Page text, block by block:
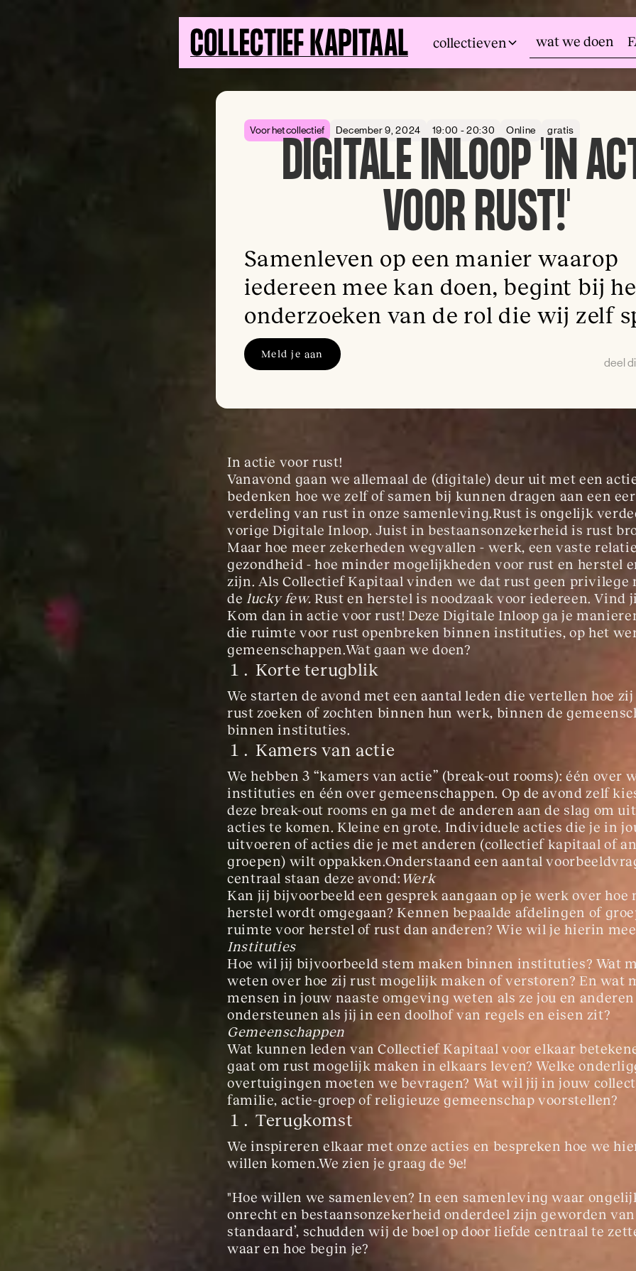
collectieven wat we doen
Voor het collectief December 9, 2024 19:00 - 20:30 Online gratis
DIGITALE INLOOP 'IN
VOOR RUST!'
Samenleven op een manier waarop
iedereen mee kan doen, begint bij
onderzoeken van de rol die wij zelf
Meld je aan
deel
In actie voor rust!
Vanavond gaan we allemaal de (digitale) deur uit met een
bedenken hoe we zelf of samen bij kunnen dragen aan een
verdeling van rust in onze samenleving.Rust is ongelijk
vorige Digitale Inloop. Juist in bestaansonzekerheid is rust
Maar hoe meer zekerheden wegvallen - werk, een vaste
gezondheid - hoe minder mogelijkheden voor rust en herstel
zijn. Als Collectief Kapitaal vinden we dat rust geen
de lucky few. Rust en herstel is noodzaak voor iedereen. Vind
Kom dan in actie voor rust! Deze Digitale Inloop ga je
die ruimte voor rust openbreken binnen instituties, op het
gemeenschappen.Wat gaan we doen?
Korte terugblik
We starten de avond met een aantal leden die vertellen hoe
rust zoeken of zochten binnen hun werk, binnen de
binnen instituties.
Kamers van actie
We hebben 3 “kamers van actie” (break-out rooms): één over
instituties en één over gemeenschappen. Op de avond zelf
deze break-out rooms en ga met de anderen aan de slag om
acties te komen. Kleine en grote. Individuele acties die je in
uitvoeren of acties die je met anderen (collectief kapitaal of
groepen) wilt oppakken.Onderstaand een aantal
centraal staan deze avond: Werk
Kan jij bijvoorbeeld een gesprek aangaan op je werk over
herstel wordt omgegaan? Kennen bepaalde afdelingen of
ruimte voor herstel of rust dan anderen? Wie wil je hierin
Instituties
Hoe wil jij bijvoorbeeld stem maken binnen instituties? Wat
weten over hoe zij rust mogelijk maken of verstoren? En wat
mensen in jouw naaste omgeving weten als ze jou en
ondersteunen als jij in een doolhof van regels en eisen zit?
Gemeenschappen
Wat kunnen leden van Collectief Kapitaal voor elkaar
gaat om rust mogelijk maken in elkaars leven? Welke
overtuigingen moeten we bevragen? Wat wil jij in jouw
familie, actie-groep of religieuze gemeenschap voorstellen?
Terugkomst
We inspireren elkaar met onze acties en bespreken hoe we
willen komen.We zien je graag de 9e!
"Hoe willen we samenleven? In een samenleving waar
onrecht en bestaansonzekerheid onderdeel zijn geworden van
standaard’, schudden wij de boel op door liefde centraal te
waar en hoe begin je?